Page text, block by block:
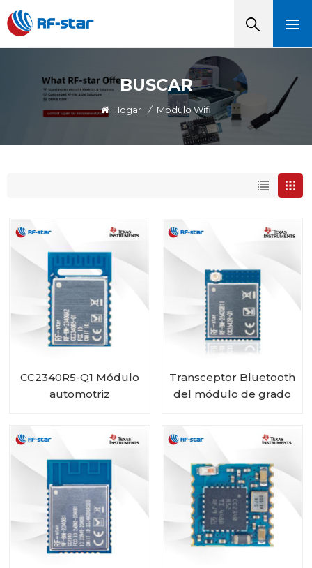
BUSCAR
Hogar / Módulo Wifi
CC2340R5-Q1 Módulo
automotriz
BM-2340QB1
Transceptor Bluetooth
del módulo de grado